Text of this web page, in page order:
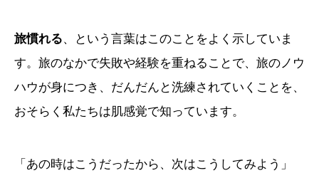
旅慣れる、という言葉はこのことをよく示していま
す。旅のなかで失敗や経験を重ねることで、旅のノウ
ハウが身につき、だんだんと洗練されていくことを、
おそらく私たちは肌感覚で知っています。
「あの時はこうだったから、次はこうしてみよう」